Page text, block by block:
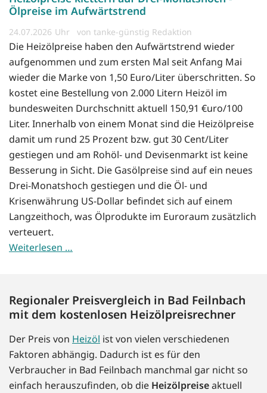
Ölpreise im Aufwärtstrend
24.07.2026 von tanke-günstig Redaktion
Die Heizölpreise haben den Aufwärtstrend wieder
aufgenommen und zum ersten Mal seit Anfang Mai
wieder die Marke von 1,50 Euro/Liter überschritten. So
kostet eine Bestellung von 2.000 Litern Heizöl im
bundesweiten Durchschnitt aktuell 150,91 €uro/100
Liter. Innerhalb von einem Monat sind die Heizölpreise
damit um rund 25 Prozent bzw. gut 30 Cent/Liter
gestiegen und am Rohöl- und Devisenmarkt ist keine
Besserung in Sicht. Die Gasölpreise sind auf ein neues
Drei-Monatshoch gestiegen und die Öl- und
Krisenwährung US-Dollar befindet sich auf einem
Langzeithoch, was Ölprodukte im Euroraum zusätzlich
verteuert.
Weiterlesen …
Regionaler Preisvergleich in Bad Feilnbach
mit dem kostenlosen Heizölpreisrechner
Der Preis von Heizöl ist von vielen verschiedenen
Faktoren abhängig. Dadurch ist es für den
Verbraucher in Bad Feilnbach manchmal gar nicht so
einfach herauszufinden, ob die Heizölpreiseaktuell